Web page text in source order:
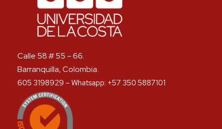
Calle 58 # 55 – 66.
Barranquilla, Colombia.
605 3198929 – Whatsapp: +57 350 5887101